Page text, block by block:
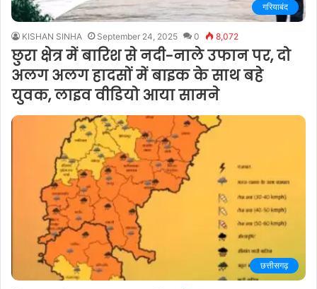
गरियाबंद
KISHAN SINHA September 24, 2025 0 8,072
छुरा क्षेत्र में बारिश से नदी-नाले उफान पर, दो
अलग अलग हादसों में बाइक के साथ बहे
युवक, लाइव वीडियो आया सामने
छत्तीसगढ़